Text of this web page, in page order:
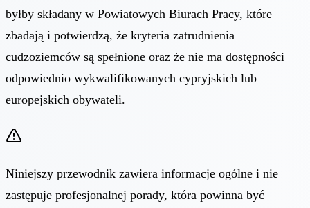
byłby składany w Powiatowych Biurach Pracy, które
zbadają i potwierdzą, że kryteria zatrudnienia
cudzoziemców są spełnione oraz że nie ma dostępności
odpowiednio wykwalifikowanych cypryjskich lub
europejskich obywateli.
Niniejszy przewodnik zawiera informacje ogólne i nie
zastępuje profesjonalnej porady, która powinna być